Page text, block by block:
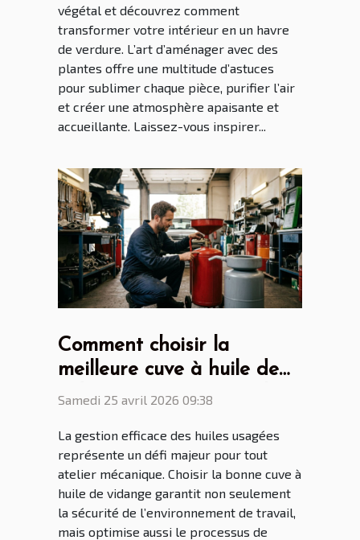
végétal et découvrez comment
transformer votre intérieur en un havre
de verdure. L’art d’aménager avec des
plantes offre une multitude d’astuces
pour sublimer chaque pièce, purifier l’air
et créer une atmosphère apaisante et
accueillante. Laissez-vous inspirer...
Comment choisir la
meilleure cuve à huile de
vidange pour votre atelier
Samedi 25 avril 2026 09:38
La gestion efficace des huiles usagées
représente un défi majeur pour tout
atelier mécanique. Choisir la bonne cuve à
huile de vidange garantit non seulement
la sécurité de l’environnement de travail,
mais optimise aussi le processus de